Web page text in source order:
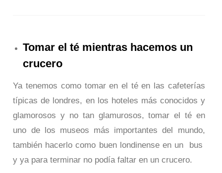
Tomar el té mientras hacemos un
crucero
Ya tenemos como tomar en el té en las cafeterías
típicas de londres, en los hoteles más conocidos y
glamorosos y no tan glamurosos, tomar el té en
uno de los museos más importantes del mundo,
también hacerlo como buen londinense en un bus
y ya para terminar no podía faltar en un crucero.